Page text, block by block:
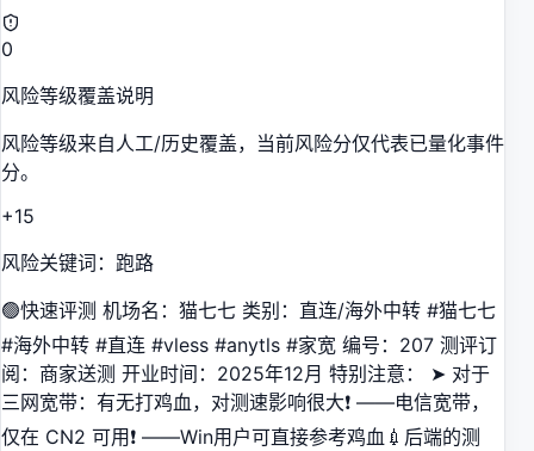
0
风险等级覆盖说明
风险等级来自人工/历史覆盖，当前风险分仅代表已量化事件
分。
+15
风险关键词：跑路
🟢快速评测 机场名：猫七七 类别：直连/海外中转 #猫七七
#海外中转 #直连 #vless #anytls #家宽 编号：207 测评订
阅：商家送测 开业时间：2025年12月 特别注意： ➤ 对于
三网宽带：有无打鸡血，对测速影响很大❗️ ——电信宽带，
仅在 CN2 可用❗️ ——Win用户可直接参考鸡血💉后端的测